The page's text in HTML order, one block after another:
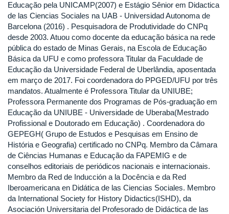
Educação pela UNICAMP(2007) e Estágio Sênior em Didactica
de las Ciencias Sociales na UAB - Universidad Autonoma de
Barcelona (2016) . Pesquisadora de Produtividade do CNPq
desde 2003. Atuou como docente da educação básica na rede
pública do estado de Minas Gerais, na Escola de Educação
Básica da UFU e como professora Titular da Faculdade de
Educação da Universidade Federal de Uberlândia, aposentada
em março de 2017. Foi coordenadora do PPGED/UFU por três
mandatos. Atualmente é Professora Titular da UNIUBE;
Professora Permanente dos Programas de Pós-graduação em
Educação da UNIUBE - Universidade de Uberaba(Mestrado
Profissional e Doutorado em Educação) . Coordenadora do
GEPEGH( Grupo de Estudos e Pesquisas em Ensino de
História e Geografia) certificado no CNPq. Membro da Câmara
de Ciências Humanas e Educação da FAPEMIG e de
conselhos editoriais de periódicos nacionais e internacionais.
Membro da Red de Inducción a la Docência e da Red
Iberoamericana en Didática de las Ciencias Sociales. Membro
da International Society for History Didactics(ISHD), da
Asociación Universitaria del Profesorado de Didáctica de las